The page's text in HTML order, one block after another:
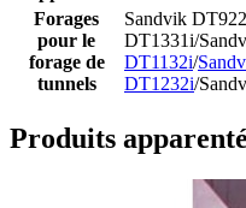
Forages
pour le
forage de
tunnels
Sandvik
DT1331i/
DT1132i/
DT1232i/
Produits